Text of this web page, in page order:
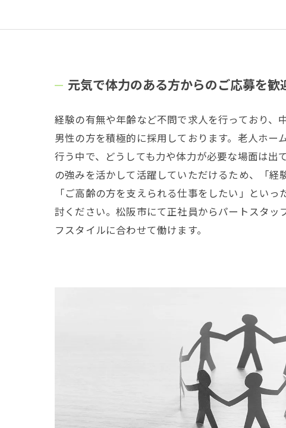
元気で体力のある方からのご応募を歓
経験の有無や年齢など不問で求人を行っており、
男性の方を積極的に採用しております。老人ホー
行う中で、どうしても力や体力が必要な場面は出
の強みを活かして活躍していただけるため、「経
「ご高齢の方を支えられる仕事をしたい」とい
討ください。松阪市にて正社員からパートスタッ
フスタイルに合わせて働けます。